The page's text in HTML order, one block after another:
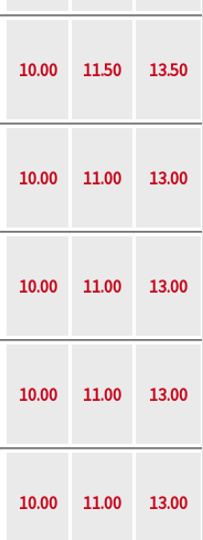
10.00 11.50 13.50
10.00 11.00 13.00
10.00 11.00 13.00
10.00 11.00 13.00
10.00 11.00 13.00